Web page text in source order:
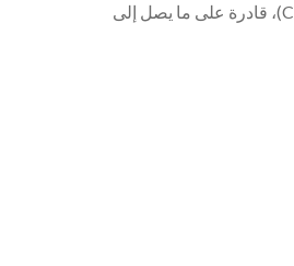
بطارية ليثيوم أيون 18 فولت x 4.0 آه - بطارية قابلة للشحن بسعة عالية مع مؤشر مستوى الشحن المدمج (CLI)، قادرة على ما يصل إلى